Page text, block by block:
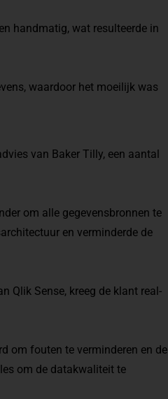
handmatig, wat resulteerde in
waardoor het moeilijk was
van Baker Tilly, een aantal
om alle gegevensbronnen te
en verminderde de
Qlik Sense, kreeg de klant real-
om fouten te verminderen en de
om de datakwaliteit te